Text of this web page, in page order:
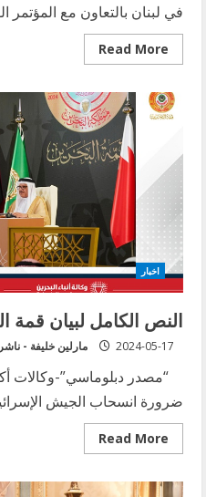
في لبنان بالتعاون مع
Read More
Read
more
فلسطين
اشرف
دبور
مفتتحا
معرض”القدس
تاريخ
يعدّ
جديدة…
أي
48
حديثة
لاستكمال
تثبيت
اخبار
النص الكامل لبيان قمة
مارلين خليفة - 2024-05-17
“مصدر دبلوماسي”-وكالات
ضرورة انسحاب الجيش
Read More
Read
more
الكامل